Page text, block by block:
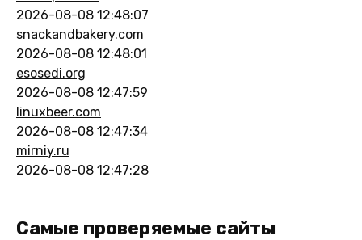
2026-08-08 12:48:07
snackandbakery.com
2026-08-08 12:48:01
esosedi.org
2026-08-08 12:47:59
linuxbeer.com
2026-08-08 12:47:34
mirniy.ru
2026-08-08 12:47:28
Самые проверяемые сайты